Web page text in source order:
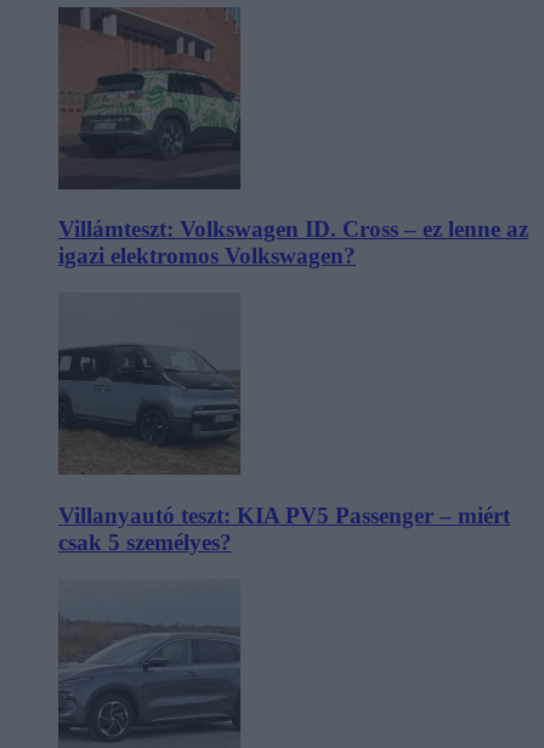
Villámteszt: Volkswagen ID. Cross – ez lenne az
igazi elektromos Volkswagen?
Villanyautó teszt: KIA PV5 Passenger – miért
csak 5 személyes?